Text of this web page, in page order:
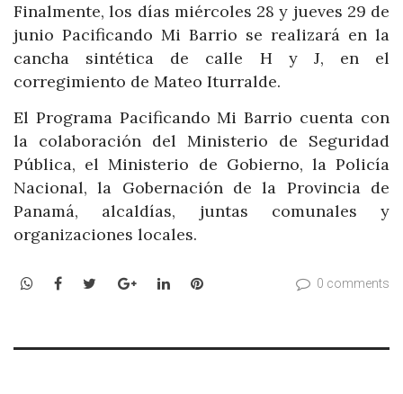
Finalmente, los días miércoles 28 y jueves 29 de
junio Pacificando Mi Barrio se realizará en la
cancha sintética de calle H y J, en el
corregimiento de Mateo Iturralde.
El Programa Pacificando Mi Barrio cuenta con
la colaboración del Ministerio de Seguridad
Pública, el Ministerio de Gobierno, la Policía
Nacional, la Gobernación de la Provincia de
Panamá, alcaldías, juntas comunales y
organizaciones locales.
WhatsApp
Facebook
TwitterGoogle+LinkedInPinterest 0 comments